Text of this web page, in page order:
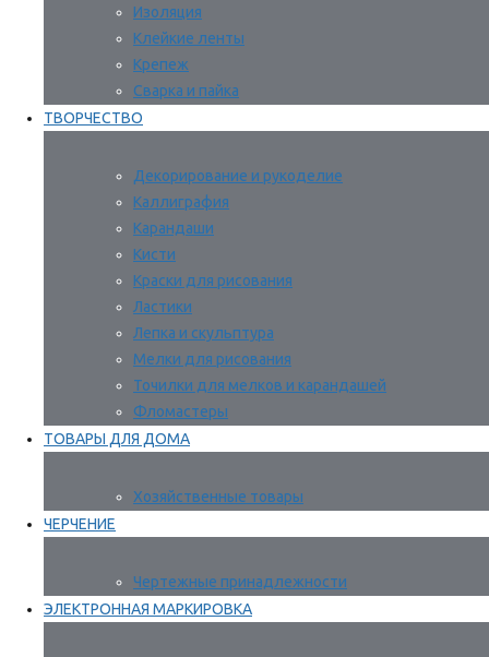
Изоляция
Клейкие ленты
Крепеж
Сварка и пайка
ТВОРЧЕСТВО
Декорирование и рукоделие
Каллиграфия
Карандаши
Кисти
Краски для рисования
Ластики
Лепка и скульптура
Мелки для рисования
Точилки для мелков и карандашей
Фломастеры
ТОВАРЫ ДЛЯ ДОМА
Хозяйственные товары
ЧЕРЧЕНИЕ
Чертежные принадлежности
ЭЛЕКТРОННАЯ МАРКИРОВКА